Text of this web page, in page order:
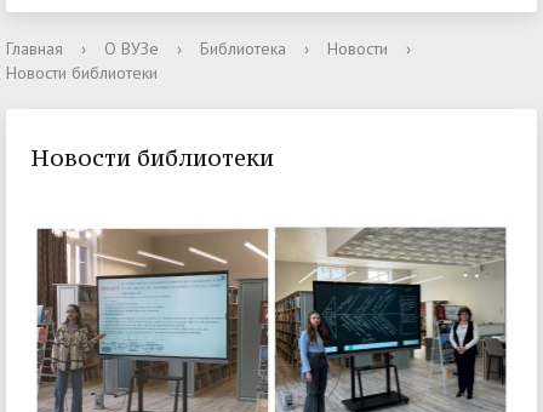
Главная › О ВУЗе › Библиотека › Новости
›
Новости библиотеки
Новости библиотеки